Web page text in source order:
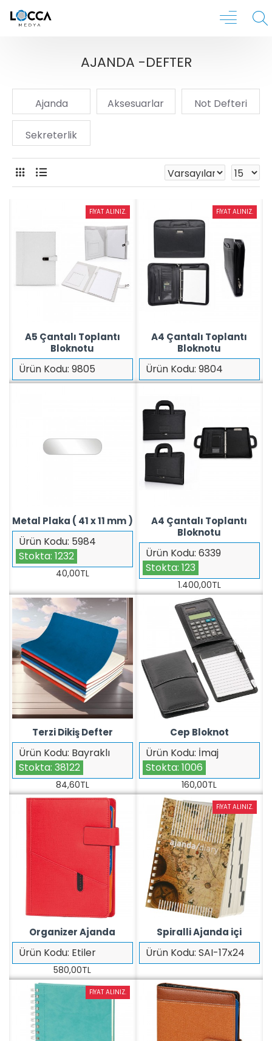
AJANDA -DEFTER
Ajanda Aksesuarlar Not Defteri
Sekreterlik
FIYAT ALINIZ.
Ürün Kodu: 9805
A5 Çantalı Toplantı
Bloknotu
FIYAT ALINIZ.
Ürün Kodu: 9804
A4 Çantalı Toplantı
Bloknotu
Ürün Kodu: 5984
Stokta: 1232
Metal Plaka ( 41 x 11 mm )
40,00TL
Ürün Kodu: 6339
Stokta: 123
A4 Çantalı Toplantı
Bloknotu
1.400,00TL
Ürün Kodu: Bayraklı
Stokta: 38122
Terzi Dikiş Defter
84,60TL
Ürün Kodu: İmaj
Stokta: 1006
Cep Bloknot
160,00TL
Ürün Kodu: Etiler
Organizer Ajanda
580,00TL
FIYAT ALINIZ.
Ürün Kodu: SAI-17x24
Spiralli Ajanda içi
FIYAT ALINIZ.